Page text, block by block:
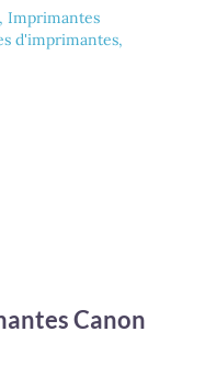
, Imprimantes
d'imprimantes,
Canon